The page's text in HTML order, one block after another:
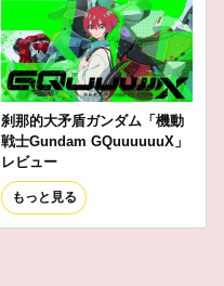
刹那的大矛盾ガンダム「機動
戦士Gundam GQuuuuuuX」
レビュー
もっと見る